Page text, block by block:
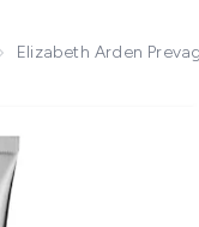
Elizabeth Arden